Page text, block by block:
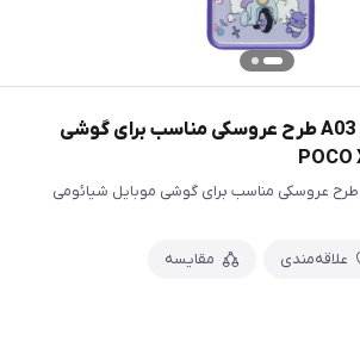
کاور مدل سولید کد A03 طرح عروسکی مناسب برای گوشی
کاور مدل سولید کد A03 طرح عروسکی مناسب برای گوشی موبایل شیائومی
علاقه‌مندی مقایسه